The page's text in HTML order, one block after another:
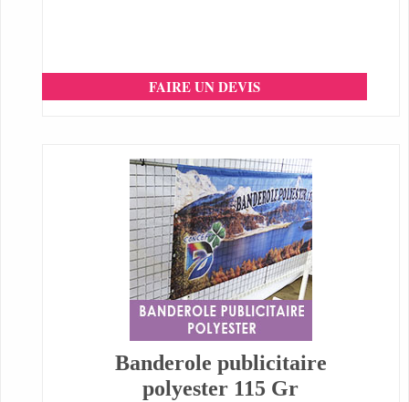
FAIRE UN DEVIS
Banderole publicitaire
polyester 115 Gr